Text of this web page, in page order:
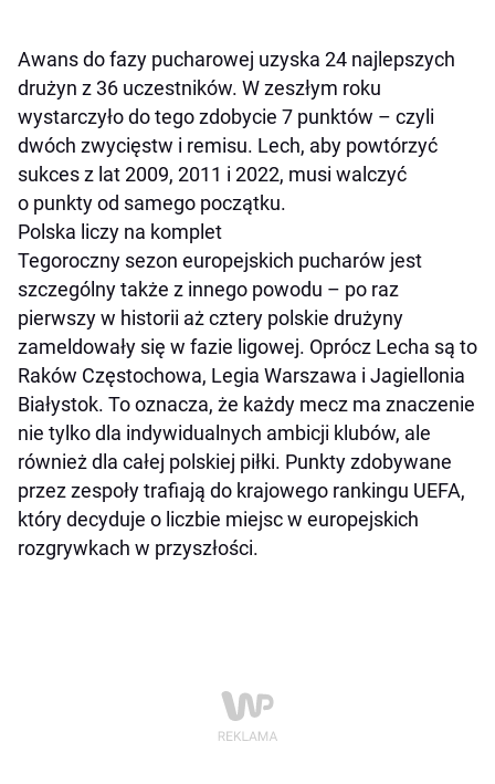
Awans do fazy pucharowej uzyska 24 najlepszych
drużyn z 36 uczestników. W zeszłym roku
wystarczyło do tego zdobycie 7 punktów – czyli
dwóch zwycięstw i remisu. Lech, aby powtórzyć
sukces z lat 2009, 2011 i 2022, musi walczyć
o punkty od samego początku.
Polska liczy na komplet
Tegoroczny sezon europejskich pucharów jest
szczególny także z innego powodu – po raz
pierwszy w historii aż cztery polskie drużyny
zameldowały się w fazie ligowej. Oprócz Lecha są to
Raków Częstochowa, Legia Warszawa i Jagiellonia
Białystok. To oznacza, że każdy mecz ma znaczenie
nie tylko dla indywidualnych ambicji klubów, ale
również dla całej polskiej piłki. Punkty zdobywane
przez zespoły trafiają do krajowego rankingu UEFA,
który decyduje o liczbie miejsc w europejskich
rozgrywkach w przyszłości.